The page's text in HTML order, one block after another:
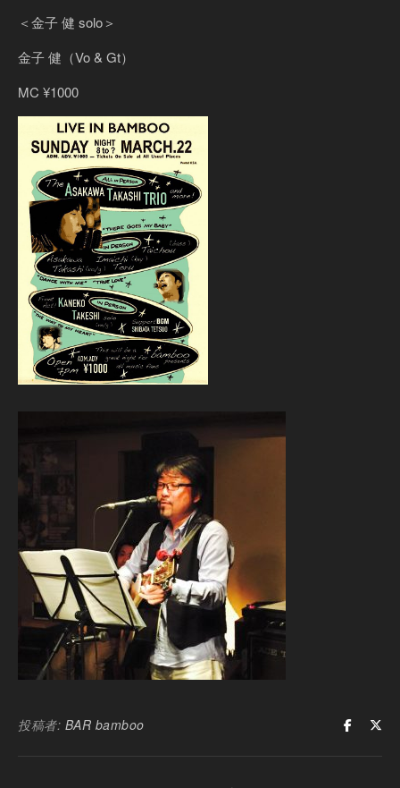
＜金子 健 solo＞
金子 健（Vo & Gt）
MC ¥1000
投稿者: BAR bamboo